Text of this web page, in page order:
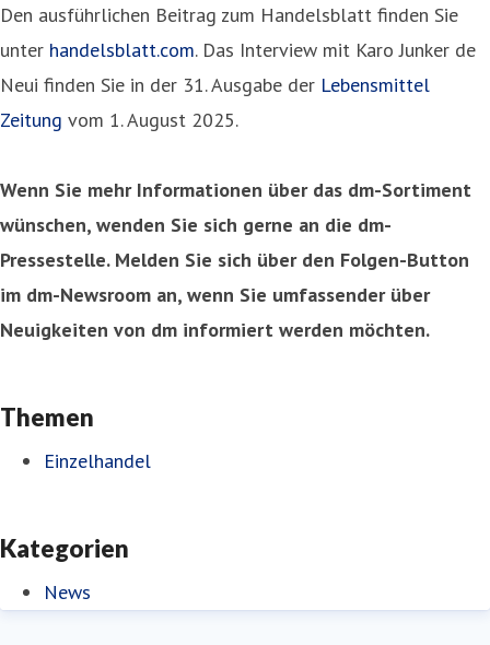
Den ausführlichen Beitrag zum Handelsblatt finden Sie
unter handelsblatt.com. Das Interview mit Karo Junker de
Neui finden Sie in der 31. Ausgabe der Lebensmittel
Zeitung vom 1. August 2025.
Wenn Sie mehr Informationen über das dm-Sortiment
wünschen, wenden Sie sich gerne an die dm-
Pressestelle. Melden Sie sich über den Folgen-Button
im dm-Newsroom an, wenn Sie umfassender über
Neuigkeiten von dm informiert werden möchten.
Themen
Einzelhandel
Kategorien
News